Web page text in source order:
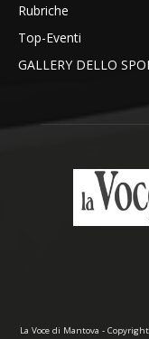
Rubriche
Top-Eventi
GALLERY DELLO
La Voce di Mantova -